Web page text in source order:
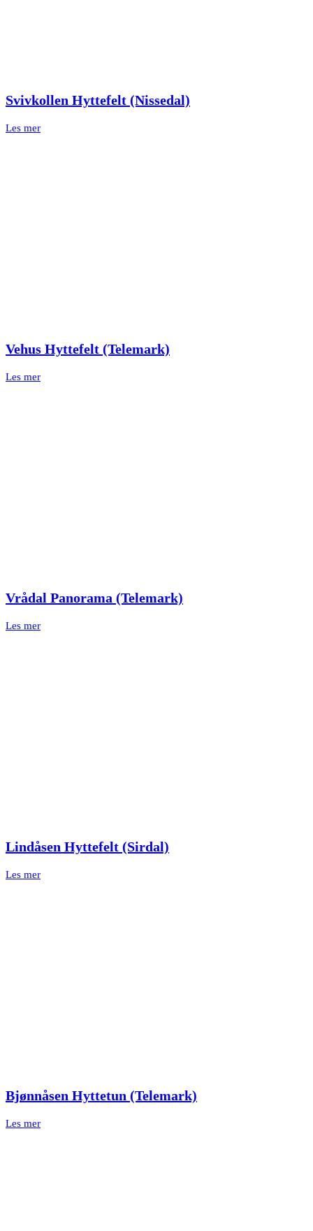
Svivkollen Hyttefelt (Nissedal)
Les mer
Vehus Hyttefelt (Telemark)
Les mer
Vrådal Panorama (Telemark)
Les mer
Lindåsen Hyttefelt (Sirdal)
Les mer
Bjønnåsen Hyttetun (Telemark)
Les mer